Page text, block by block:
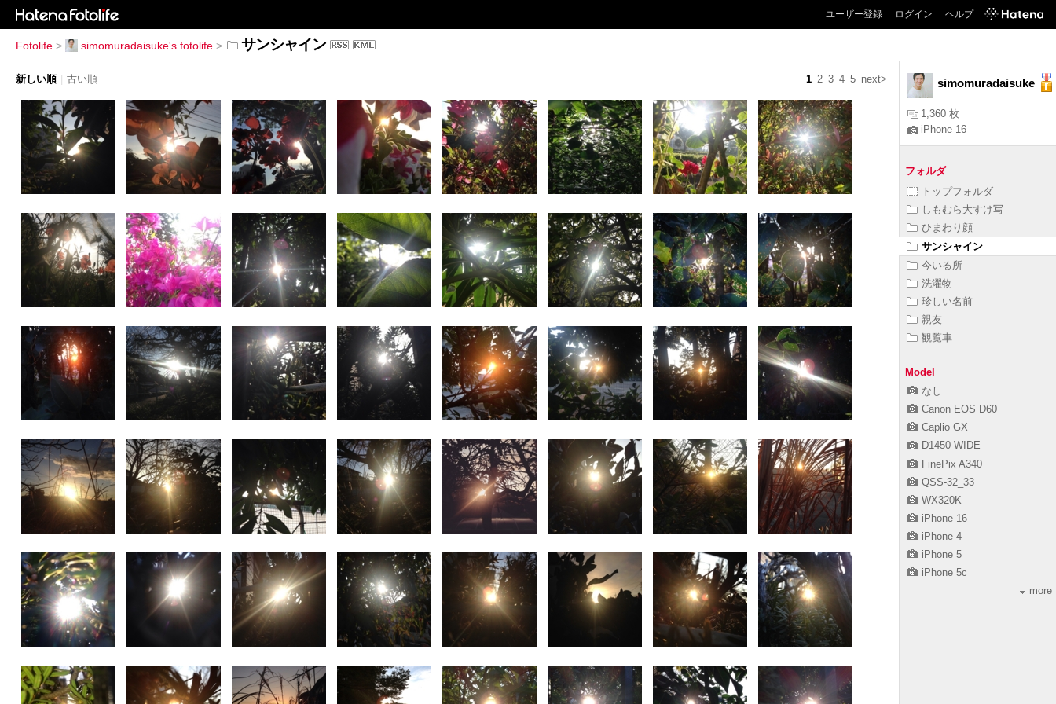
ユーザー登録 ログイン ヘルプ
Fotolife > simomuradaisuke's fotolife > サンシャイン
1 2 3 4 5 next>
新しい順 古い順 simomuradaisuke
1,360 枚
iPhone 16
フォルダ
トップフォルダ
しもむら大すけ写
ひまわり顔
サンシャイン
今いる所
洗濯物
珍しい名前
親友
観覧車
Model
なし
Canon EOS D60
Caplio GX
D1450 WIDE
FinePix A340
QSS-32_33
WX320K
iPhone 16
iPhone 4
iPhone 5
iPhone 5c
more